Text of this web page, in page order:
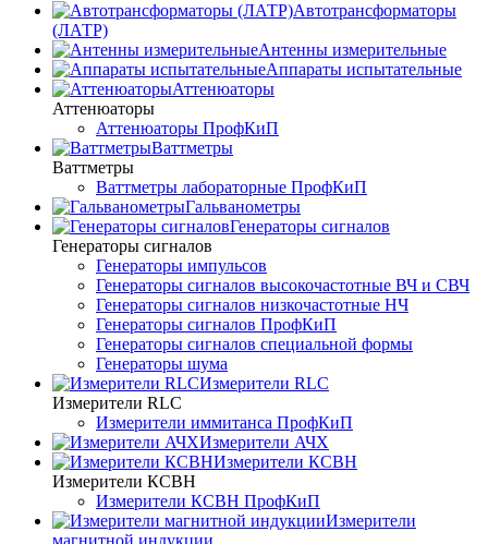
Автотрансформаторы
(ЛАТР)
Антенны измерительные
Аппараты испытательные
Аттенюаторы
Аттенюаторы
Аттенюаторы ПрофКиП
Ваттметры
Ваттметры
Ваттметры лабораторные ПрофКиП
Гальванометры
Генераторы сигналов
Генераторы сигналов
Генераторы импульсов
Генераторы сигналов высокочастотные ВЧ и СВЧ
Генераторы сигналов низкочастотные НЧ
Генераторы сигналов ПрофКиП
Генераторы сигналов специальной формы
Генераторы шума
Измерители RLC
Измерители RLC
Измерители иммитанса ПрофКиП
Измерители АЧХ
Измерители КСВН
Измерители КСВН
Измерители КСВН ПрофКиП
Измерители
магнитной индукции